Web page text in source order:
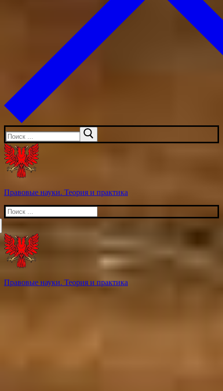
Искать:
Правовые науки. Теория и практика
Искать:
Правовые науки. Теория и практика